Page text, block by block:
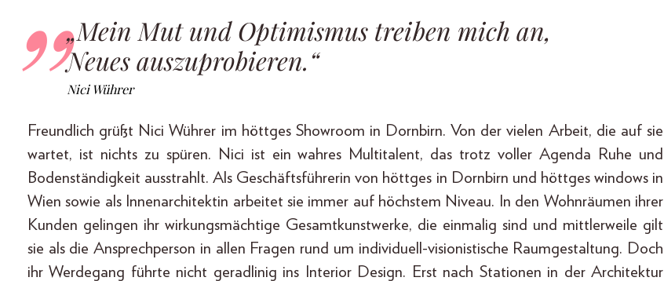
„Mein Mut und Optimismus treiben mich an,
Neues auszuprobieren.“
Nici Wührer
Freundlich grüßt Nici Wührer im höttges Showroom in Dornbirn. Von der vielen Arbeit, die auf sie
wartet, ist nichts zu spüren. Nici ist ein wahres Multitalent, das trotz voller Agenda Ruhe und
Bodenständigkeit ausstrahlt. Als Geschäftsführerin von höttges in Dornbirn und höttges windows in
Wien sowie als Innenarchitektin arbeitet sie immer auf höchstem Niveau. In den Wohnräumen ihrer
Kunden gelingen ihr wirkungsmächtige Gesamtkunstwerke, die einmalig sind und mittlerweile gilt
sie als die Ansprechperson in allen Fragen rund um individuell-visionistische Raumgestaltung. Doch
ihr Werdegang führte nicht geradlinig ins Interior Design. Erst nach Stationen in der Architektur